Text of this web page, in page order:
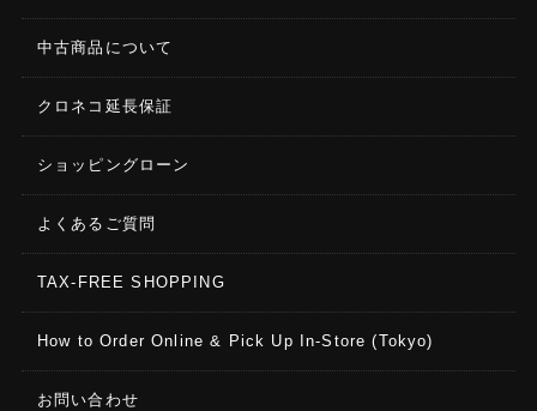
中古商品について
クロネコ延長保証
ショッピングローン
よくあるご質問
TAX-FREE SHOPPING
How to Order Online & Pick Up In-Store (Tokyo)
お問い合わせ